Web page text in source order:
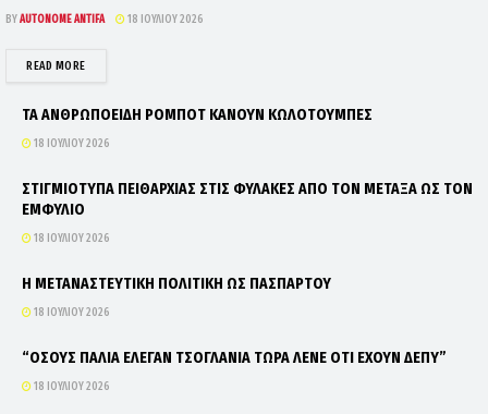
BYAUTONOME ANTIFA 18 ΙΟΥΛΊΟΥ 2026
READ MOREDETAILS
ΤΑ ΑΝΘΡΩΠΟΕΙΔΗ ΡΟΜΠΟΤ ΚΑΝΟΥΝ ΚΩΛΟΤΟΥΜΠΕΣ
18 ΙΟΥΛΊΟΥ 2026
ΣΤΙΓΜΙΟΤΥΠΑ ΠΕΙΘΑΡΧΙΑΣ ΣΤΙΣ ΦΥΛΑΚΕΣ ΑΠΟ ΤΟΝ ΜΕΤΑΞΑ ΩΣ ΤΟΝ
ΕΜΦΥΛΙΟ
18 ΙΟΥΛΊΟΥ 2026
Η ΜΕΤΑΝΑΣΤΕΥΤΙΚΗ ΠΟΛΙΤΙΚΗ ΩΣ ΠΑΣΠΑΡΤΟΥ
18 ΙΟΥΛΊΟΥ 2026
“ΟΣΟΥΣ ΠΑΛΙΑ ΕΛΕΓΑΝ ΤΣΟΓΛΑΝΙΑ ΤΩΡΑ ΛΕΝΕ ΟΤΙ ΕΧΟΥΝ ΔΕΠΥ”
18 ΙΟΥΛΊΟΥ 2026